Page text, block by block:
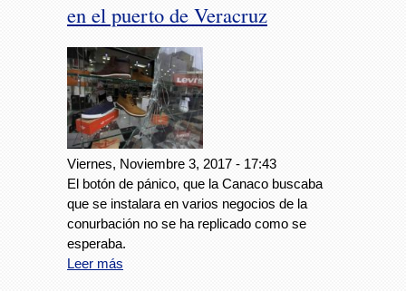
en el puerto de Veracruz
Viernes, Noviembre 3, 2017 - 17:43
El botón de pánico, que la Canaco buscaba
que se instalara en varios negocios de la
conurbación no se ha replicado como se
esperaba.
Leer más